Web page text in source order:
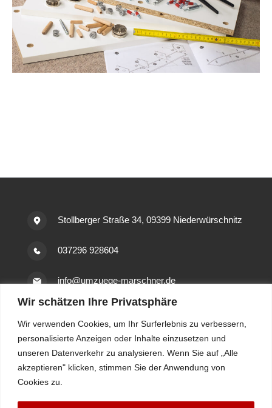
Wir schätzen Ihre Privatsphäre
Wir verwenden Cookies, um Ihr Surferlebnis zu verbessern,
personalisierte Anzeigen oder Inhalte einzusetzen und
unseren Datenverkehr zu analysieren. Wenn Sie auf „Alle
akzeptieren" klicken, stimmen Sie der Anwendung von
Cookies zu.
Stollberger Straße 34, 09399 Niederwürschnitz
037296 928604
info@umzuege-marschner.de
Umzug Erzgebirge ist ein Angebot von Umzüge
Marschner.